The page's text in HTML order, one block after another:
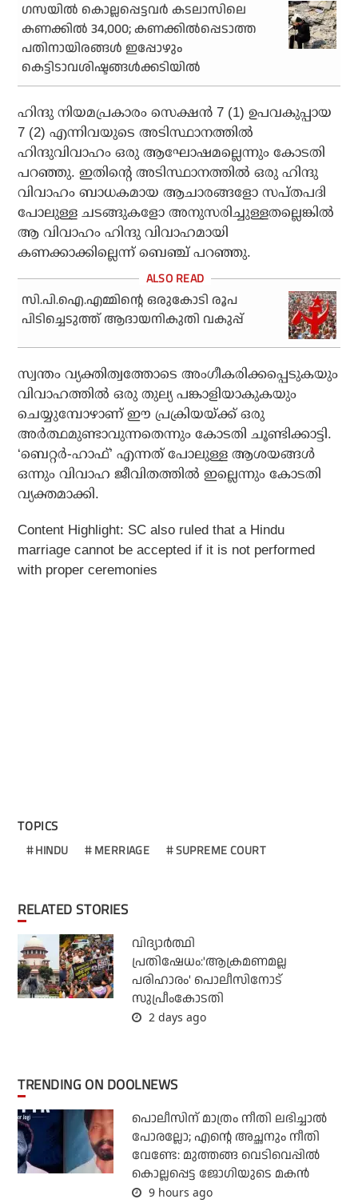
ഗസയില്‍ കൊല്ലപ്പെട്ടവര്‍ കടലാസിലെ
കണക്കില്‍ 34,000; കണക്കില്‍പ്പെടാത്ത
പതിനായിരങ്ങള്‍ ഇപ്പോഴും
കെട്ടിടാവശിഷ്ടങ്ങള്‍ക്കടിയില്‍
ഹിന്ദു നിയമപ്രകാരം സെക്ഷന്‍ 7 (1) ഉപവകുപ്പായ
7 (2) എന്നിവയുടെ അടിസ്ഥാനത്തില്‍
ഹിന്ദുവിവാഹം ഒരു ആഘോഷമല്ലെന്നും കോടതി
പറഞ്ഞു. ഇതിന്റെ അടിസ്ഥാനത്തില്‍ ഒരു ഹിന്ദു
വിവാഹം ബാധകമായ ആചാരങ്ങളോ സപ്തപദി
പോലുള്ള ചടങ്ങുകളോ അനുസരിച്ചുള്ളതല്ലെങ്കില്‍
ആ വിവാഹം ഹിന്ദു വിവാഹമായി
കണക്കാക്കില്ലെന്ന് ബെഞ്ച് പറഞ്ഞു.
സി.പി.ഐ.എമ്മിന്റെ ഒരുകോടി രൂപ
പിടിച്ചെടുത്ത് ആദായനികുതി വകുപ്പ്
സ്വന്തം വ്യക്തിത്വത്തോടെ അംഗീകരിക്കപ്പെടുകയും
വിവാഹത്തില്‍ ഒരു തുല്യ പങ്കാളിയാകുകയും
ചെയ്യുമ്പോഴാണ് ഈ പ്രക്രിയയ്ക്ക് ഒരു
അര്‍ത്ഥമുണ്ടാവുന്നതെന്നും കോടതി ചൂണ്ടിക്കാട്ടി.
‘ബെറ്റര്‍-ഹാഫ്’ എന്നത് പോലുള്ള ആശയങ്ങള്‍
ഒന്നും വിവാഹ ജീവിതത്തില്‍ ഇല്ലെന്നും കോടതി
വ്യക്തമാക്കി.
Content Highlight: SC also ruled that a Hindu
marriage cannot be accepted if it is not performed
with proper ceremonies
TOPICS
HINDU MERRIAGE SUPREME COURT
RELATED STORIES
വിദ്യാര്‍ത്ഥി
പ്രതിഷേധം:'ആക്രമണമല്ല
പരിഹാരം' പൊലീസിനോട്
സുപ്രീംകോടതി
2 days ago
TRENDING ON DOOLNEWS
പൊലീസിന് മാത്രം നീതി ലഭിച്ചാല്‍
പോരല്ലോ; എന്റെ അച്ഛനും നീതി
വേണ്ടേ: മുത്തങ്ങ വെടിവെപ്പില്‍
കൊല്ലപ്പെട്ട ജോഗിയുടെ മകന്‍
9 hours ago